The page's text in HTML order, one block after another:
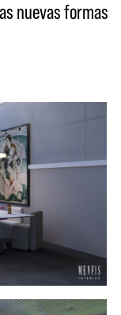
nuevas formas